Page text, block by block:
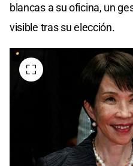
blancas a su oficina, un
visible tras su elección.